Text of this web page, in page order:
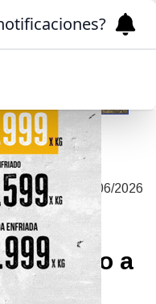
| 04/06/2026
mano a